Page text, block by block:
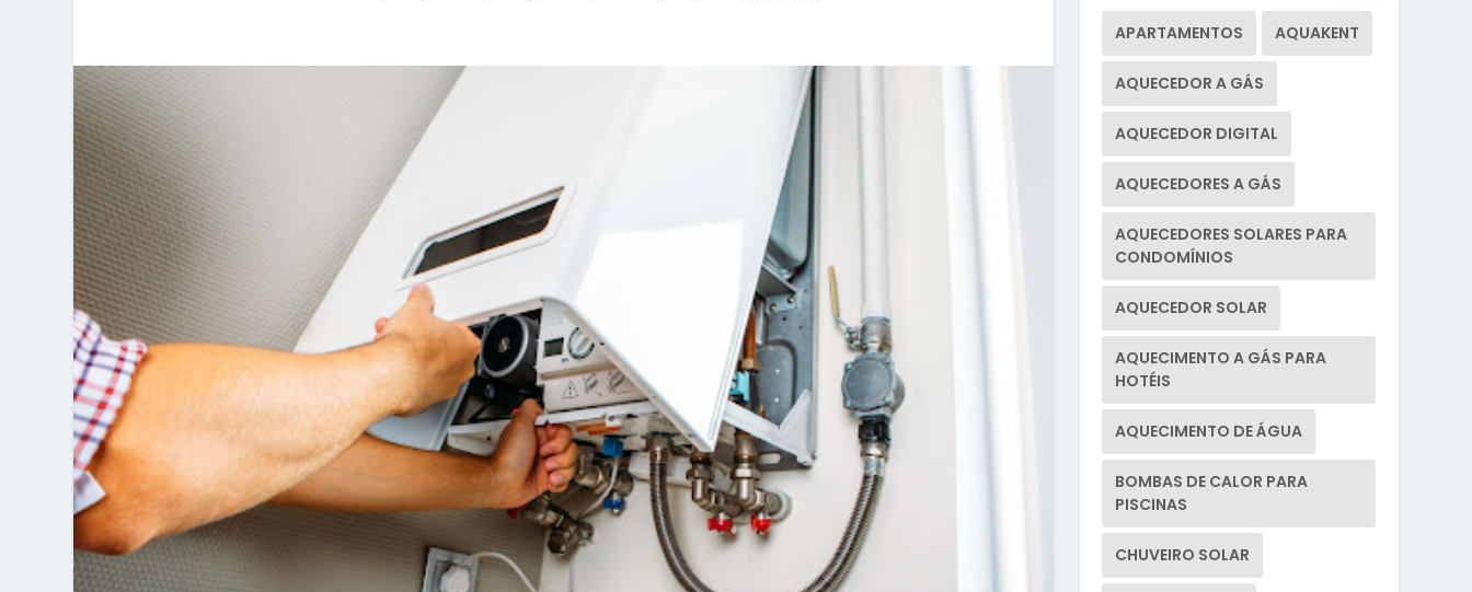
APARTAMENTOS AQUAKENT
AQUECEDOR A GÁS
AQUECEDOR DIGITAL
AQUECEDORES A GÁS
AQUECEDORES SOLARES PARA
CONDOMÍNIOS
AQUECEDOR SOLAR
AQUECIMENTO A GÁS PARA
HOTÉIS
AQUECIMENTO DE ÁGUA
BOMBAS DE CALOR PARA
PISCINAS
CHUVEIRO SOLAR